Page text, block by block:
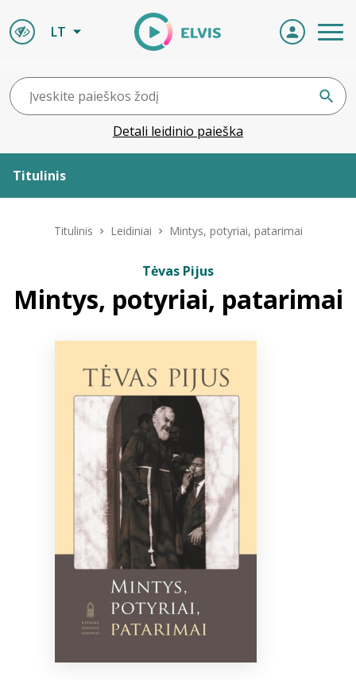
LT
Detali leidinio paieška
Titulinis
ELVIS atvyksta
Bibliotekoms
Titulinis Leidiniai Mintys, potyriai, patarimai
Tėvas Pijus
Mintys, potyriai, patarimai